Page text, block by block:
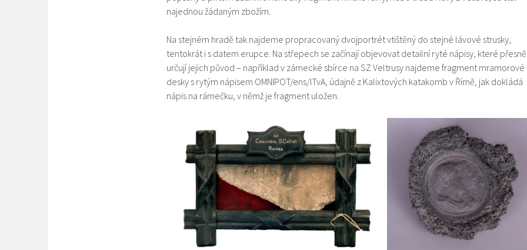
najednou žádaným zbožím.
Na stejném hradě tak najdeme propracovaný dvojportrét vtištěný do stejné lávové strusky,
tentokrát i s datem erupce. Na střepech se začínají objevovat detailní ryté nápisy, které přesně
určují jejich původ – například v zámecké sbírce na SZ Veltrusy najdeme fragment mramorové
desky s rytým nápisem OMNIPOT/ens/ITvA, údajně z Kalixtových katakomb v Římě, jak dokládá
nápis na rámečku, v němž je fragment uložen.